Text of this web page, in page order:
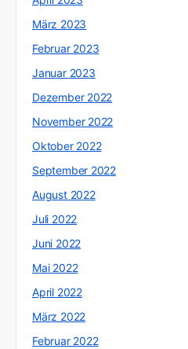
März 2023
Februar 2023
Januar 2023
Dezember 2022
November 2022
Oktober 2022
September 2022
August 2022
Juli 2022
Juni 2022
Mai 2022
April 2022
März 2022
Februar 2022